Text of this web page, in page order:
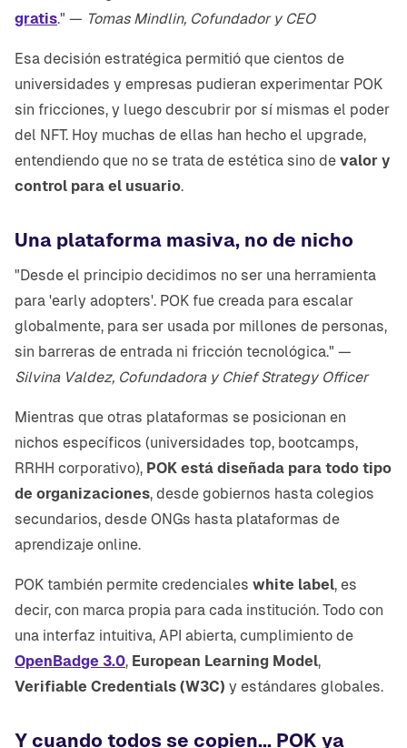
gratis." — Tomas Mindlin, Cofundador y CEO
Esa decisión estratégica permitió que cientos de
universidades y empresas pudieran experimentar POK
sin fricciones, y luego descubrir por sí mismas el poder
del NFT. Hoy muchas de ellas han hecho el upgrade,
entendiendo que no se trata de estética sino de valor y
control para el usuario.
Una plataforma masiva, no de nicho
"Desde el principio decidimos no ser una herramienta
para 'early adopters'. POK fue creada para escalar
globalmente, para ser usada por millones de personas,
sin barreras de entrada ni fricción tecnológica." —
Silvina Valdez, Cofundadora y Chief Strategy Officer
Mientras que otras plataformas se posicionan en
nichos específicos (universidades top, bootcamps,
RRHH corporativo), POK está diseñada para todo tipo
de organizaciones, desde gobiernos hasta colegios
secundarios, desde ONGs hasta plataformas de
aprendizaje online.
POK también permite credenciales white label, es
decir, con marca propia para cada institución. Todo con
una interfaz intuitiva, API abierta, cumplimiento de
OpenBadge 3.0, European Learning Model,
Verifiable Credentials (W3C) y estándares globales.
Y cuando todos se copien... POK ya